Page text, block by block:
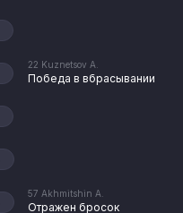
22 Kuznetsov A.
Победа в вбрасывании
57 Akhmitshin A.
Отражен бросок